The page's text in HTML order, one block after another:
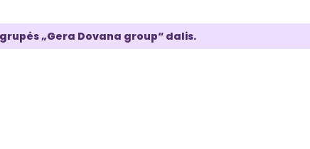
„Gera Dovana group“ dalis.